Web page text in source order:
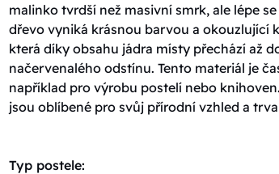
malinko tvrdší než masivní smrk, ale lépe
dřevo vyniká krásnou barvou a okouzlující
která díky obsahu jádra místy přechází až
načervenalého odstínu. Tento materiál je
například pro výrobu postelí nebo
jsou oblíbené pro svůj přírodní vzhled a
Typ postele: